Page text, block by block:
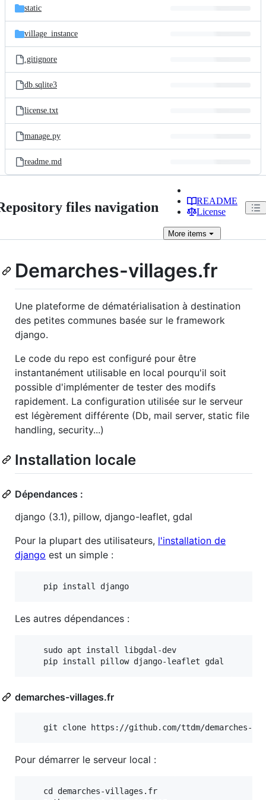
static
village_instance
.gitignore
db.sqlite3
license.txt
manage.py
readme.md
files navigation
README
License
More items
Demarches-villages.fr
Une plateforme de dématérialisation à destination
des petites communes basée sur le framework
django.
Le code du repo est configuré pour être
instantanément utilisable en local pourqu'il soit
possible d'implémenter de tester des modifs
rapidement. La configuration utilisée sur le serveur
est légèrement différente (Db, mail server, static file
handling, security...)
Installation locale
Dépendances :
django (3.1), pillow, django-leaflet, gdal
Pour la plupart des utilisateurs, l'installation de
django est un simple :
Les autres dépendances :
demarches-villages.fr
Pour démarrer le serveur local :